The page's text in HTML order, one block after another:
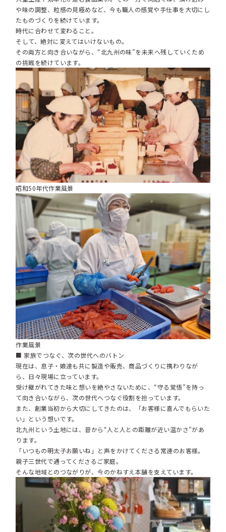
や味の調整、粒感の見極めなど、今も職人の感覚や手仕事を大切にし
たものづくりを続けています。
時代に合わせて変わること。
そして、絶対に変えてはいけないもの。
その両方と向き合いながら、“北九州の味”を未来へ残していくため
の挑戦を続けています。
昭和50年代作業風景
作業風景
■ 家族でつなぐ、次の世代へのバトン
現在は、息子・娘達も共に製造や販売、商品づくりに携わりなが
ら、日々現場に立っています。
受け継がれてきた味と想いを絶やさないために、“守る覚悟”を持っ
て向き合いながら、次の世代へつなぐ役割を担っています。
また、創業当初から大切にしてきたのは、「お客様に喜んでもらいた
い」という想いです。
北九州という土地には、昔から“人と人との距離が近い温かさ”があ
ります。
「いつもの明太子お願いね」と声をかけてくださる常連のお客様。
親子三世代で通ってくださるご家庭。
そんな地域とのつながりが、今のかねすえ本舗を支えています。